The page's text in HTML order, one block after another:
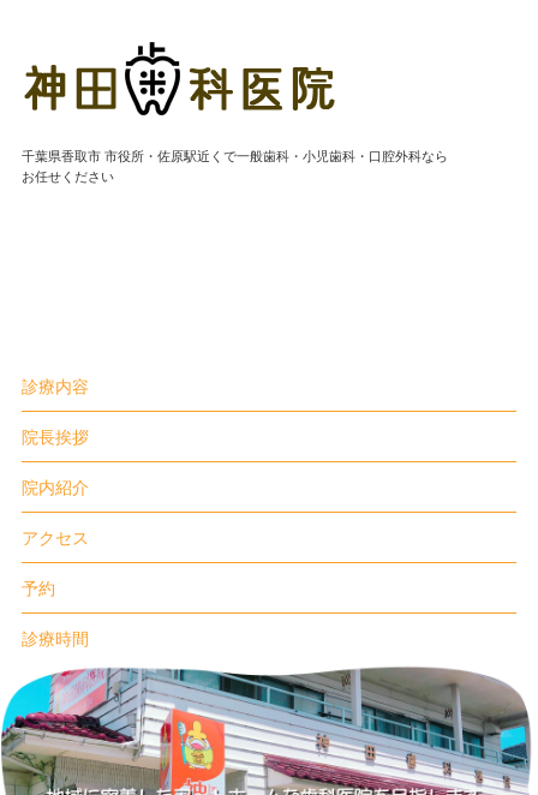
千葉県香取市 市役所・佐原駅近くで一般歯科・小児歯科・口腔外科なら
お任せください
診療内容
院長挨拶
院内紹介
アクセス
予約
診療時間